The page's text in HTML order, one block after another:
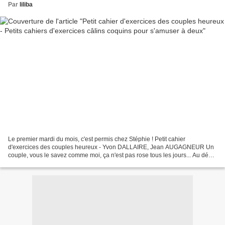
Par liliba
Le premier mardi du mois, c'est permis chez Stéphie ! Petit cahier
d'exercices des couples heureux - Yvon DALLAIRE, Jean AUGAGNEUR Un
couple, vous le savez comme moi, ça n'est pas rose tous les jours... Au début